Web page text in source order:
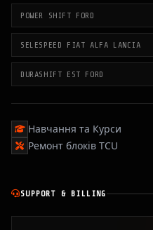
POWER SHIFT FORD
SELESPEED FIAT ALFA LANCIA
DURASHIFT EST FORD
Навчання та Курси
Ремонт блоків TCU
SUPPORT & BILLING